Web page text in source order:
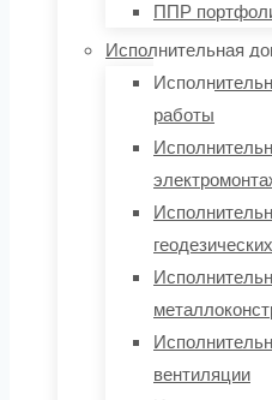
ППР
Исполнительная
работы
вентиляции